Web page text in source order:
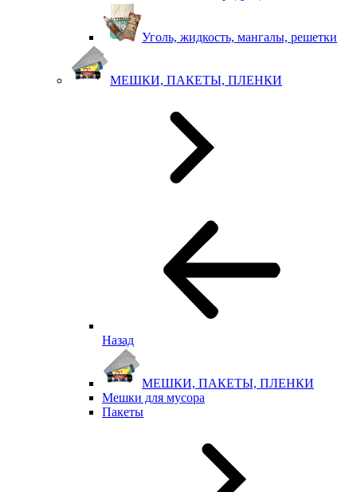
Уголь, жидкость, мангалы, решетки
МЕШКИ, ПАКЕТЫ, ПЛЕНКИ
Назад
МЕШКИ, ПАКЕТЫ, ПЛЕНКИ
Мешки для мусора
Пакеты